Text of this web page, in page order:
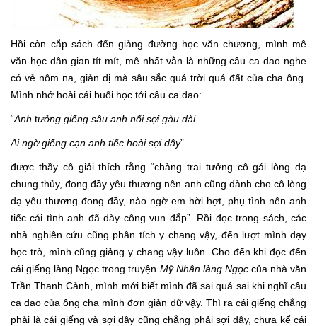
Hồi còn cắp sách đến giảng đường học văn chương, mình mê
văn học dân gian tít mít, mê nhất vẫn là những câu ca dao nghe
có vẻ nôm na, giản dị mà sâu sắc quá trời quá đất của cha ông.
Mình nhớ hoài cái buổi học tới câu ca dao:
“Anh tưởng giếng sâu anh nối sợi gàu dài
Ai ngờ giếng cạn anh tiếc hoài sợi dây”
được thầy cô giải thích rằng “chàng trai tưởng cô gái lòng dạ
chung thủy, đong đầy yêu thương nên anh cũng dành cho cô lòng
dạ yêu thương đong đầy, nào ngờ em hời hợt, phụ tình nên anh
tiếc cái tình anh đã dày công vun đắp”. Rồi đọc trong sách, các
nhà nghiên cứu cũng phân tích y chang vậy, đến lượt mình dạy
học trò, mình cũng giảng y chang vậy luôn. Cho đến khi đọc đến
cái giếng làng Ngọc trong truyện Mỹ Nhân làng Ngọccủa nhà văn
Trần Thanh Cảnh, mình mới biết mình đã sai quá sai khi nghĩ câu
ca dao của ông cha mình đơn giản dữ vậy. Thì ra cái giếng chẳng
phải là cái giếng và sợi dây cũng chẳng phải sợi dây, chưa kể cái